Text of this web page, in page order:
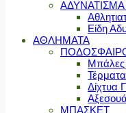
ΑΔΥΝΑΤΙΣΜΑ
Είδη
ΑΘΛΗΜΑΤΑ
Μπάλες
Δίχτυα
ΜΠΑΣΚΕΤ